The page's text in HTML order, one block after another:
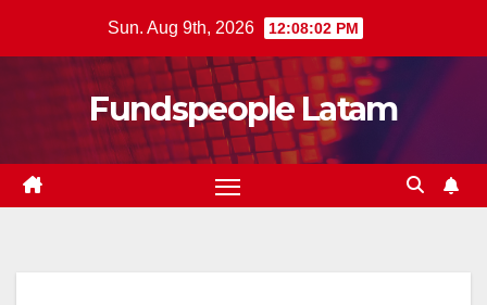
Sun. Aug 9th, 2026 12:08:03 PM
Fundspeople Latam